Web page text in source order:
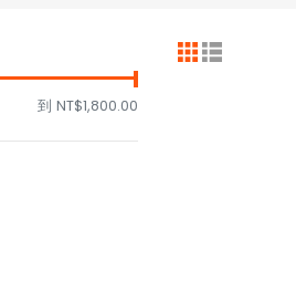
到 NT$1,800.00